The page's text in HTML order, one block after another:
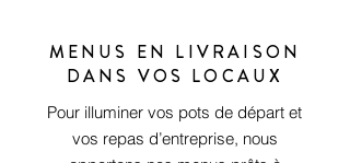
MENUS EN LIVRAISON
DANS VOS LOCAUX
Pour illuminer vos pots de départ et
vos repas d’entreprise, nous